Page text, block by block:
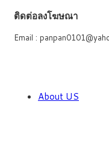
ติดต่อลงโฆษณา
Email :
About US